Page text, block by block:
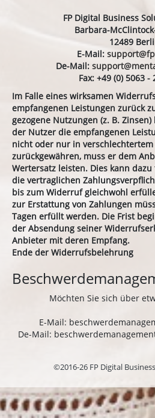
FP Digital Business
Barbara-
12489
E-Mail:
De-Mail:
Fax: +49 (0) 5063 -
Im Falle eines wirksamen
empfangenen Leistungen zurück
gezogene Nutzungen (z. B.
der Nutzer die empfangenen
nicht oder nur in verschlechtertem
zurückgewähren, muss er dem
Wertersatz leisten. Dies kann
die vertraglichen
bis zum Widerruf gleichwohl
zur Erstattung von Zahlungen
Tagen erfüllt werden. Die Frist
der Absendung seiner
Anbieter mit deren Empfang.
Ende der Widerrufsbelehrung
Möchten Sie sich über
E-Mail:
De-Mail:
©2016-26 FP Digital